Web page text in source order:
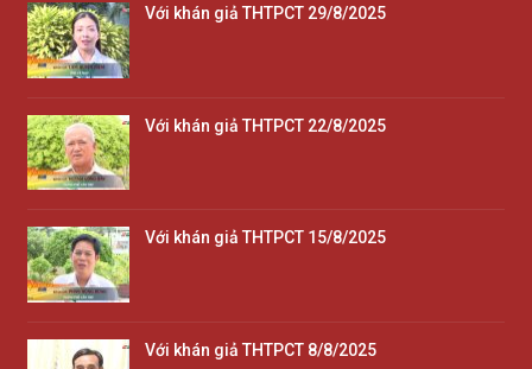
Với khán giả THTPCT 29/8/2025
Với khán giả THTPCT 22/8/2025
Với khán giả THTPCT 15/8/2025
Với khán giả THTPCT 8/8/2025